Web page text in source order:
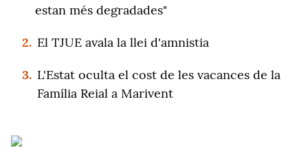
estan més degradades"
2. El TJUE avala la llei d'amnistia
3. L'Estat oculta el cost de les vacances de la
Família Reial a Marivent